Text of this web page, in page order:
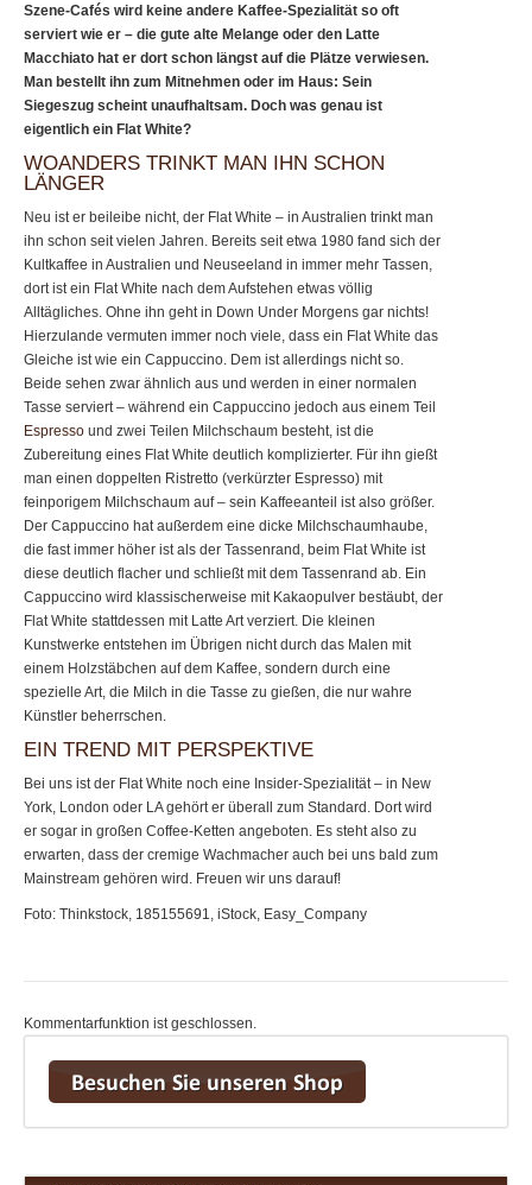
Szene-Cafés wird keine andere Kaffee-Spezialität so oft
serviert wie er – die gute alte Melange oder den Latte
Macchiato hat er dort schon längst auf die Plätze verwiesen.
Man bestellt ihn zum Mitnehmen oder im Haus: Sein
Siegeszug scheint unaufhaltsam. Doch was genau ist
eigentlich ein Flat White?
WOANDERS TRINKT MAN IHN SCHON
LÄNGER
Neu ist er beileibe nicht, der Flat White – in Australien trinkt man
ihn schon seit vielen Jahren. Bereits seit etwa 1980 fand sich der
Kultkaffee in Australien und Neuseeland in immer mehr Tassen,
dort ist ein Flat White nach dem Aufstehen etwas völlig
Alltägliches. Ohne ihn geht in Down Under Morgens gar nichts!
Hierzulande vermuten immer noch viele, dass ein Flat White das
Gleiche ist wie ein Cappuccino. Dem ist allerdings nicht so.
Beide sehen zwar ähnlich aus und werden in einer normalen
Tasse serviert – während ein Cappuccino jedoch aus einem Teil
Espresso und zwei Teilen Milchschaum besteht, ist die
Zubereitung eines Flat White deutlich komplizierter. Für ihn gießt
man einen doppelten Ristretto (verkürzter Espresso) mit
feinporigem Milchschaum auf – sein Kaffeeanteil ist also größer.
Der Cappuccino hat außerdem eine dicke Milchschaumhaube,
die fast immer höher ist als der Tassenrand, beim Flat White ist
diese deutlich flacher und schließt mit dem Tassenrand ab. Ein
Cappuccino wird klassischerweise mit Kakaopulver bestäubt, der
Flat White stattdessen mit Latte Art verziert. Die kleinen
Kunstwerke entstehen im Übrigen nicht durch das Malen mit
einem Holzstäbchen auf dem Kaffee, sondern durch eine
spezielle Art, die Milch in die Tasse zu gießen, die nur wahre
Künstler beherrschen.
EIN TREND MIT PERSPEKTIVE
Bei uns ist der Flat White noch eine Insider-Spezialität – in New
York, London oder LA gehört er überall zum Standard. Dort wird
er sogar in großen Coffee-Ketten angeboten. Es steht also zu
erwarten, dass der cremige Wachmacher auch bei uns bald zum
Mainstream gehören wird. Freuen wir uns darauf!
Foto: Thinkstock, 185155691, iStock, Easy_Company
Kommentarfunktion ist geschlossen.